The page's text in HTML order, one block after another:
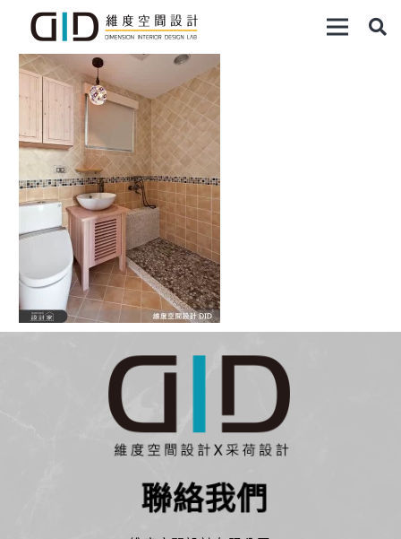
聯絡我們